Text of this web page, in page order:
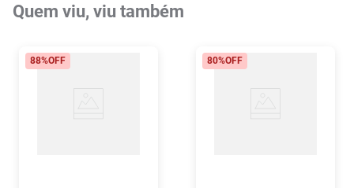
Quem viu, viu também
88%OFF 80%OFF